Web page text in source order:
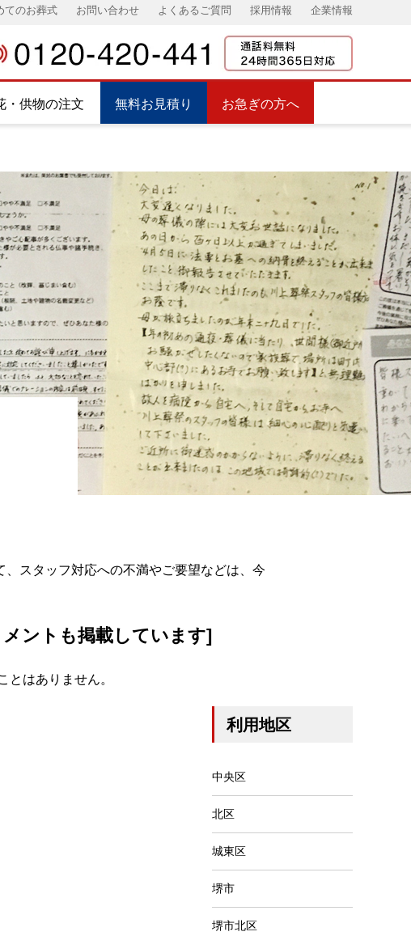
てのお葬式 お問い合わせ よくあるご質問 採用情報 企業情報
・供物の注文 無料お見積り お急ぎの方へ
スタッフ対応への不満やご要望などは、今
ントも掲載しています]
はありません。
利用地区
中央区
北区
城東区
堺市
堺市北区